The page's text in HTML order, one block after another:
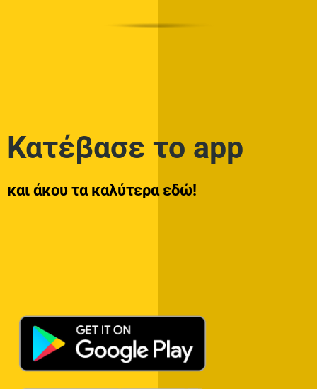
Κατέβασε το app
και άκου τα καλύτερα εδώ!